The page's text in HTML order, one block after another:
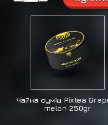
Чайна суміш Pixtea
melon 250gr